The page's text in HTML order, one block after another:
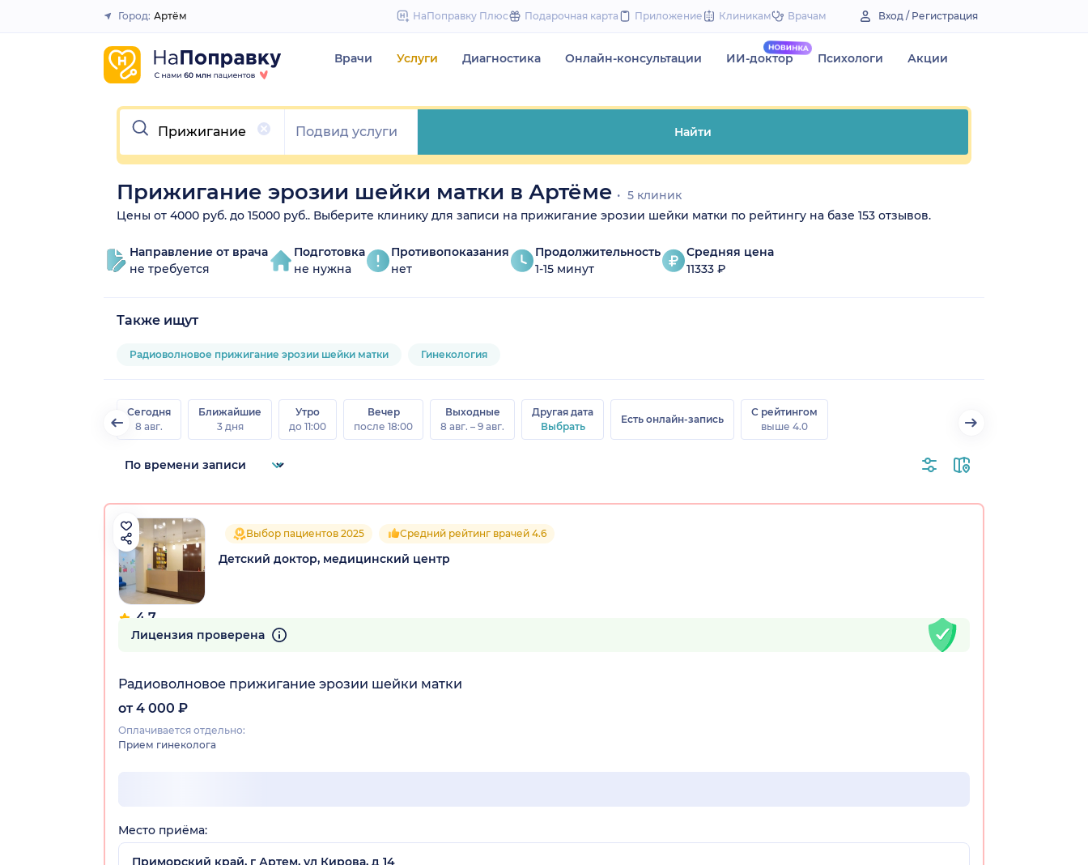
to
Закрыть
Город: Артём НаПоправку Плюс Подарочная карта Приложение Клиникам Врачам Вход / Регистрация
Врачи Услуги Диагностика Онлайн-консультации ИИ-доктор Психологи Акции
Очистить
Найти
Прижигание эрозии шейки матки в Артёме
5 клиник
Цены от 4000 руб. до 15000 руб.. Выберите клинику для записи на прижигание эрозии шейки матки по рейтингу на базе 153 отзывов.
Направление от врача
не требуется
Подготовка
не нужна
Противопоказания
нет
Продолжительность
1-15 минут
Средняя цена
11333 ₽
Также ищут
Радиоволновое прижигание эрозии шейки матки Гинекология
Сегодня
8 авг.
Ближайшие
3 дня
Утро
до 11:00
Вечер
после 18:00
Выходные
8 авг. – 9 авг.
Другая дата
Выбрать
Есть онлайн-запись
С рейтингом
выше 4.0
4.7
103 отзыва
Выбор пациентов 2025 Средний рейтинг врачей 4.6
Детский доктор, медицинский центр
Лицензия проверена
Радиоволновое прижигание эрозии шейки матки
от 4 000 ₽
Оплачивается отдельно:
Прием гинеколога
Место приёма:
Приморский край, г Артем, ул Кирова, д 14